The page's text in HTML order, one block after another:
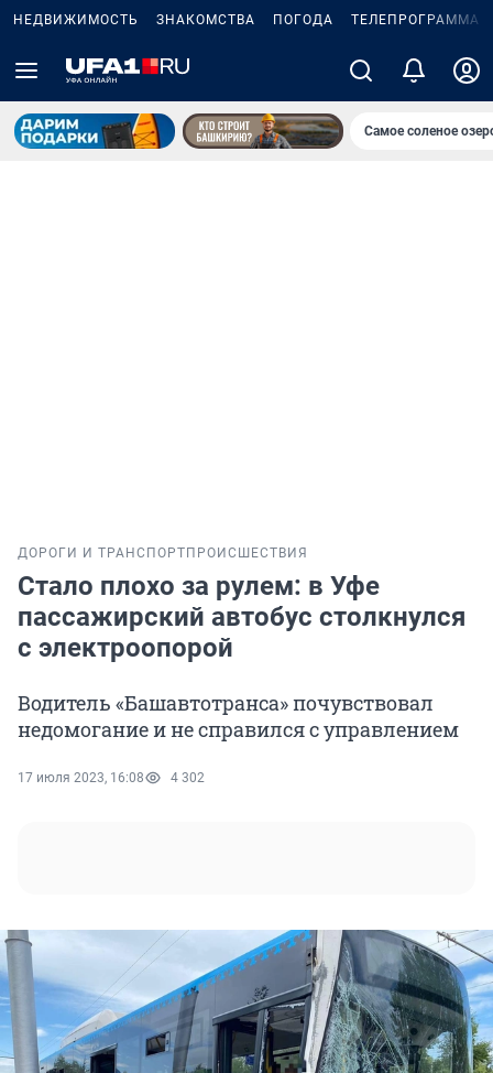
НЕДВИЖИМОСТЬ ЗНАКОМСТВА ПОГОДА ТЕЛЕПРОГРАММА
Самое соленое
ДОРОГИ И ТРАНСПОРТ ПРОИСШЕСТВИЯ
Стало плохо за рулем: в Уфе
пассажирский автобус столкнулся
с электроопорой
Водитель «Башавтотранса» почувствовал
недомогание и не справился с управлением
17 июля 2023, 16:08 4 302